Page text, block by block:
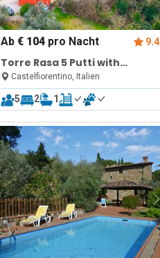
Ab € 104pro Nacht 9.4
Torre Rasa 5 Putti with
Shared Pool
Castelfiorentino, Italien
5 2 1